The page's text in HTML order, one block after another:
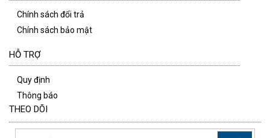
Chính sách đổi trả
Chính sách bảo mật
HỖ TRỢ
Quy định
Thông báo
THEO DÕI